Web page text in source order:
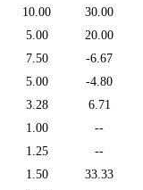
10.00
30.00
5.00
20.00
7.50
-6.67
5.00
-4.80
3.28
6.71
1.00
--
1.25
--
1.50
33.33